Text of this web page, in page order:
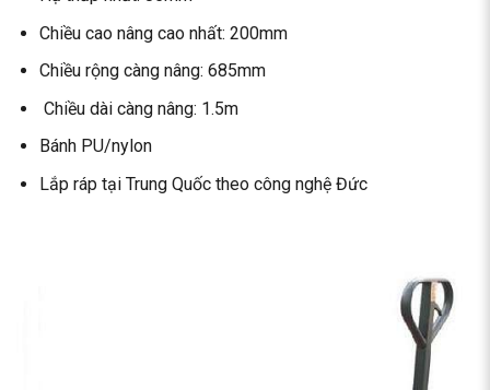
Chiều cao nâng cao nhất: 200mm
Chiều rộng càng nâng: 685mm
Chiều dài càng nâng: 1.5m
Bánh PU/nylon
Lắp ráp tại Trung Quốc theo công nghệ Đức